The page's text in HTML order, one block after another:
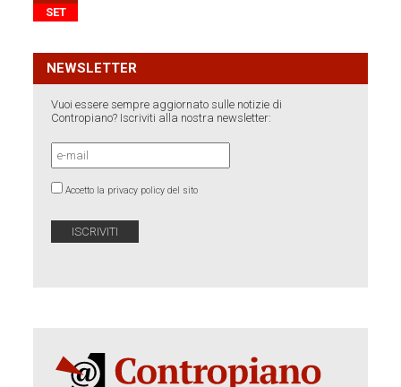
SET
NEWSLETTER
Vuoi essere sempre aggiornato sulle notizie di
Contropiano? Iscriviti alla nostra newsletter:
Accetto la privacy policy del sito